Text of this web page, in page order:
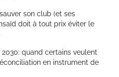
son club (et ses
doit à tout prix éviter le
quand certains veulent
en instrument de